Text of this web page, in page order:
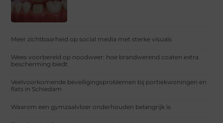
Meer zichtbaarheid op social media met sterke visuals
Wees voorbereid op noodweer: hoe brandwerend coaten extra
bescherming biedt
Veelvoorkomende beveiligingsproblemen bij portiekwoningen en
flats in Schiedam
Waarom een gymzaalvloer onderhouden belangrijk is